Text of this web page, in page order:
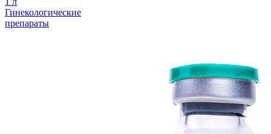
Гинекологические
препараты